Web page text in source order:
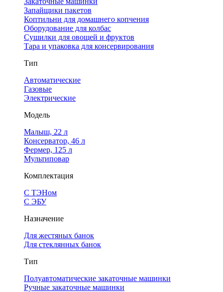
Запайщики пакетов
Коптильни для домашнего копчения
Оборудование для колбас
Сушилки для овощей и фруктов
Тара и упаковка для консервирования
Тип
Автоматические
Газовые
Электрические
Модель
Малыш, 22 л
Консерватор, 46 л
Фермер, 125 л
Мультиповар
Комплектация
С ТЭНом
С ЭБУ
Назначение
Для жестяных банок
Для стеклянных банок
Тип
Полуавтоматические закаточные машинки
Ручные закаточные машинки